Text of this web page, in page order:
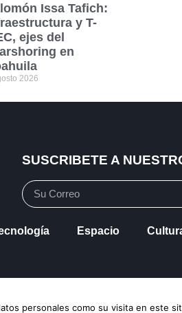
Issa Tafich:
y T-
ejes del
en
2026
SUSCRIBETE A
Espacio
personales como su visita en este